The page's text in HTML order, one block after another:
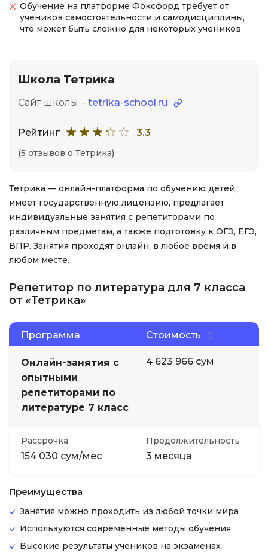
Обучение на платформе Фоксфорд требует от
учеников самостоятельности и самодисциплины,
что может быть сложно для некоторых учеников
Школа Тетрика
Сайт школы – tetrika-school.ru
Рейтинг 3.3
(5 отзывов о Тетрика)
Тетрика — онлайн-платформа по обучению детей,
имеет государственную лицензию, предлагает
индивидуальные занятия с репетиторами по
различным предметам, а также подготовку к ОГЭ, ЕГЭ,
ВПР. Занятия проходят онлайн, в любое время и в
любом месте.
Репетитор по литература для 7 класса
от «Тетрика»
Программа Стоимость
Онлайн-занятия с
опытными
репетиторами по
литературе 7 класс
4 623 966 сум
Рассрочка
154 030 сум/мес
Продолжительность
3 месяца
Преимущества
Занятия можно проходить из любой точки мира
Используются современные методы обучения
Высокие результаты учеников на экзаменах